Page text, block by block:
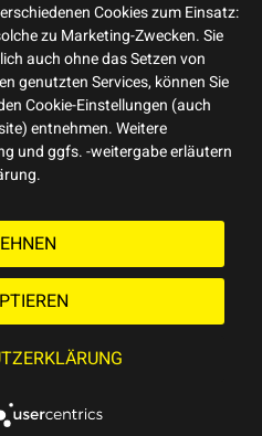
Cookies zum Einsatz:
zu Marketing-Zwecken. Sie
auch ohne das Setzen von
genutzten Services, können Sie
Cookie-Einstellungen (auch
entnehmen. Weitere
und ggfs. -weitergabe erläutern